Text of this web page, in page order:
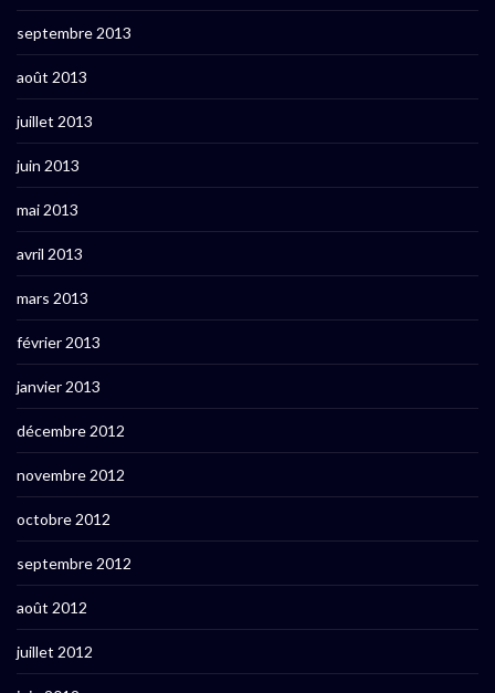
septembre 2013
août 2013
juillet 2013
juin 2013
mai 2013
avril 2013
mars 2013
février 2013
janvier 2013
décembre 2012
novembre 2012
octobre 2012
septembre 2012
août 2012
juillet 2012